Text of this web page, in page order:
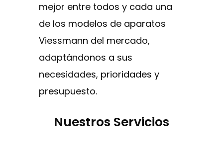
mejor entre todos y cada una
de los modelos de aparatos
Viessmann del mercado,
adaptándonos a sus
necesidades, prioridades y
presupuesto.
Nuestros Servicios